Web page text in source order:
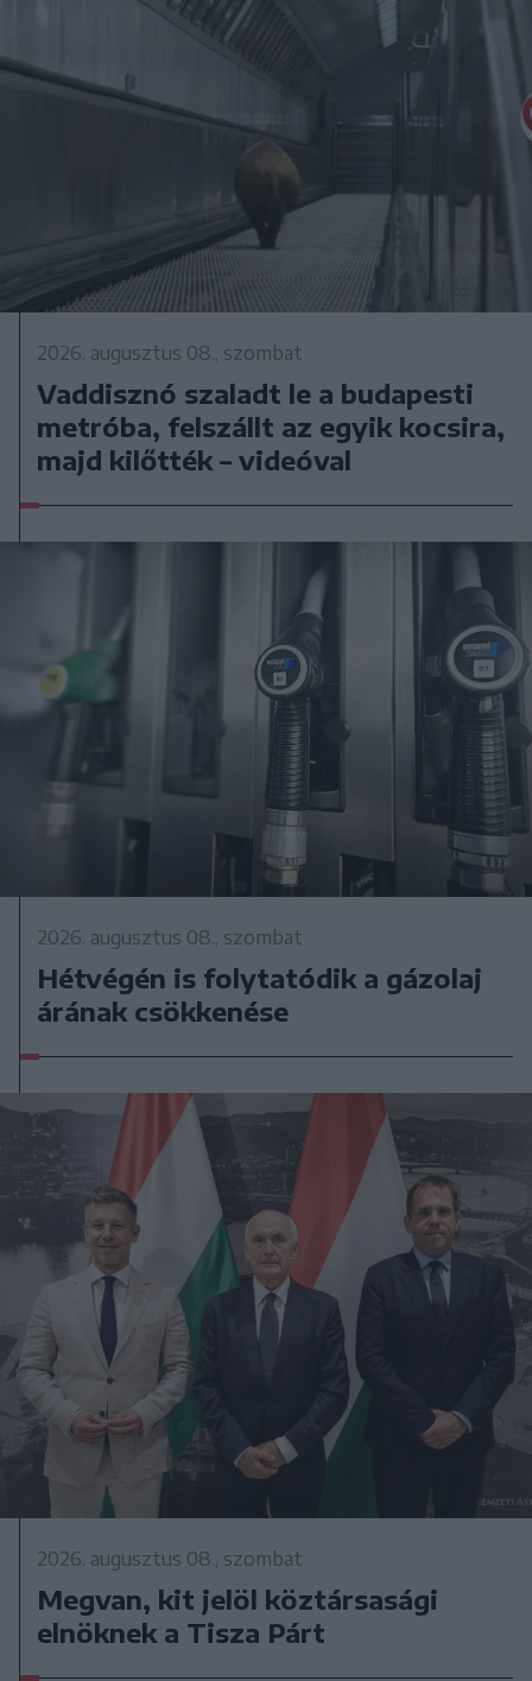
2026. augusztus 08., szombat
Vaddisznó szaladt le a budapesti
metróba, felszállt az egyik kocsira,
majd kilőtték – videóval
2026. augusztus 08., szombat
Hétvégén is folytatódik a gázolaj
árának csökkenése
2026. augusztus 08., szombat
Megvan, kit jelöl köztársasági
elnöknek a Tisza Párt